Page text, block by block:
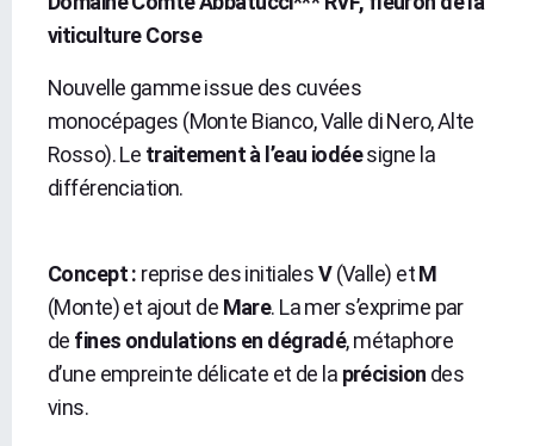
viticulture Corse
Nouvelle gamme issue des cuvées
monocépages (Monte Bianco, Valle di Nero, Alte
Rosso). Le traitement à l’eau iodéesigne la
différenciation.
Concept : reprise des initialesV(Valle) etM
(Monte) et ajout de Mare. La mer s’exprime par
de fines ondulations en dégradé, métaphore
d’une empreinte délicate et de la précision des
vins.